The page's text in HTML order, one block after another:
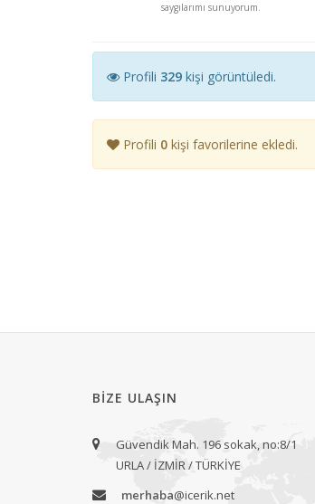
saygılarımı sunuyorum.
Profili 329 kişi görüntüledi.
Profili 0 kişi favorilerine ekledi.
BIZE ULAŞIN
Güvendik Mah. 196 sokak, no:8/1
URLA / İZMİR / TÜRKİYE
merhaba@icerik.net